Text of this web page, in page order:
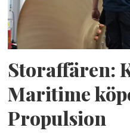
Storaffären:
Maritime
Propulsion